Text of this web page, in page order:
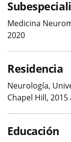
Medicina
2020
Residencia
Neurología,
Chapel Hill, 2015
Educación